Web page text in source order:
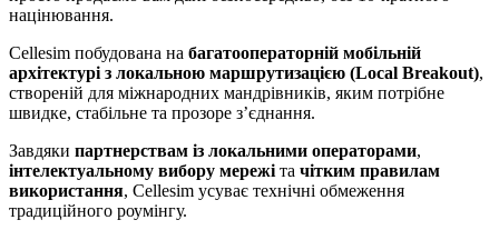
націнювання.
Cellesim побудована на багатооператорній мобільній
архітектурі з локальною маршрутизацією (Local Breakout),
створеній для міжнародних мандрівників, яким потрібне
швидке, стабільне та прозоре з’єднання.
Завдяки партнерствам із локальними операторами,
інтелектуальному вибору мережі та чітким правилам
використання, Cellesim усуває технічні обмеження
традиційного роумінгу.